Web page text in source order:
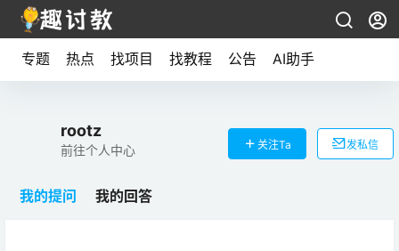
专题 热点 找项目 找教程 公告 AI助手
rootz
前往个人中心 关注Ta 发私信
我的提问 我的回答